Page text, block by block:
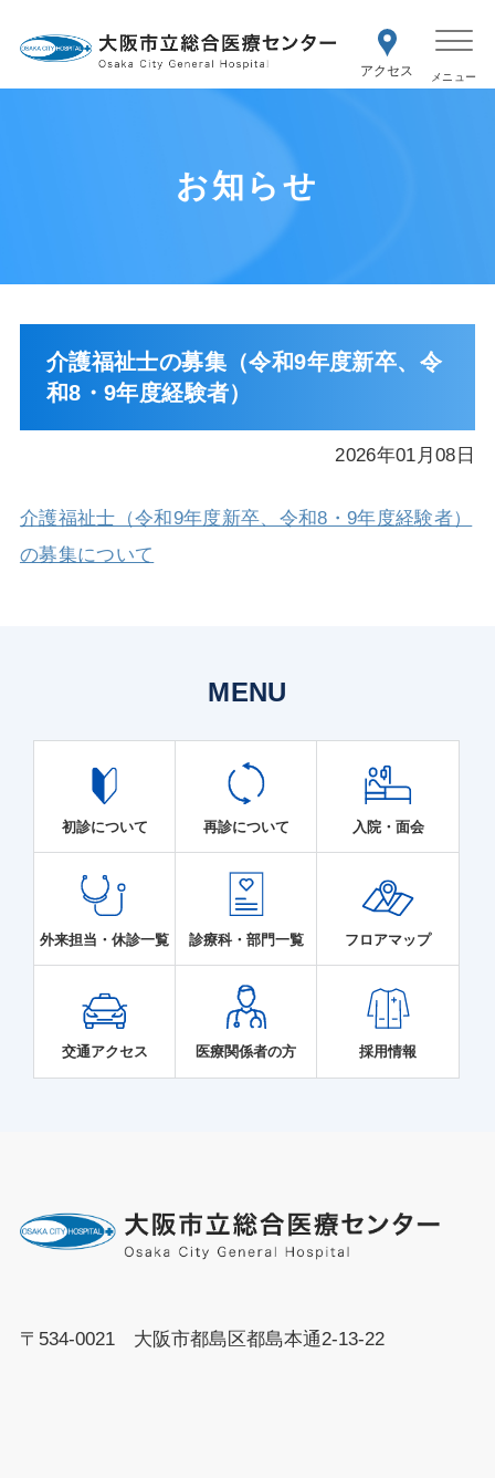
セス
お知らせ
介護福祉士の募集（令和9年度新卒、令
和8・9年度経験者）
2026年01月08日
介護福祉士（令和9年度新卒、令和8・9年度経験者）
の募集について
紹介状をお持ちの方はこちら
再診の予約変更はこちら
MENU
初診について 再診について 入院・面会
外来担当・休診一覧 診療科・部門一覧 フロアマップ
交通アクセス 医療関係者の方 採用情報
〒534-0021 大阪市都島区都島本通2-13-22